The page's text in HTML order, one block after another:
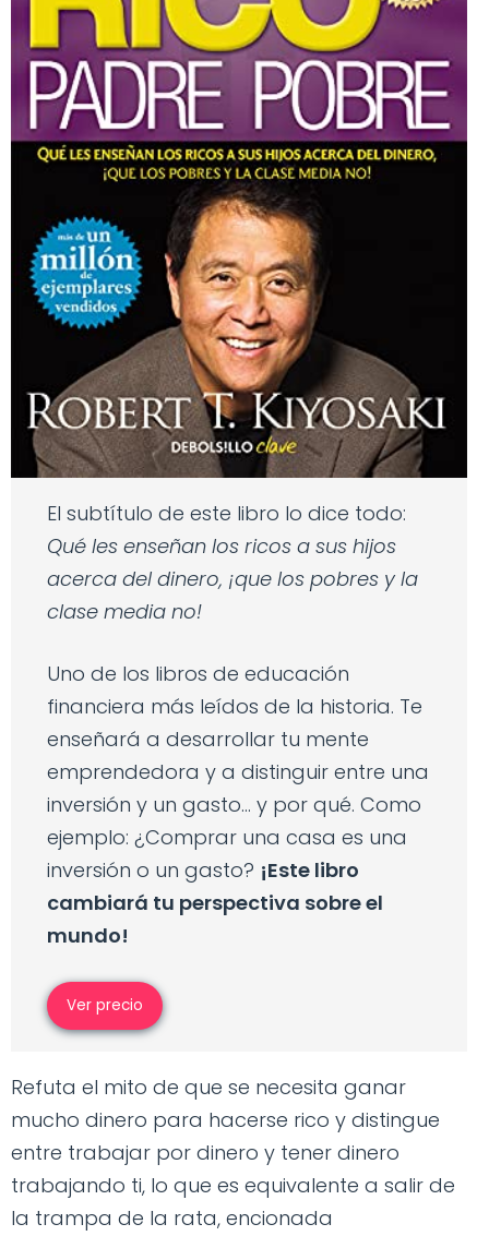
El subtítulo de este libro lo dice todo:
Qué les enseñan los ricos a sus hijos
acerca del dinero, ¡que los pobres y la
clase media no!
Uno de los libros de educación
financiera más leídos de la historia. Te
enseñará a desarrollar tu mente
emprendedora y a distinguir entre una
inversión y un gasto... y por qué. Como
ejemplo: ¿Comprar una casa es una
inversión o un gasto? ¡Este libro
cambiará tu perspectiva sobre el
mundo!
Ver precio
Refuta el mito de que se necesita ganar
mucho dinero para hacerse rico y distingue
entre trabajar por dinero y tener dinero
trabajando ti, lo que es equivalente a salir de
la trampa de la rata, encionada